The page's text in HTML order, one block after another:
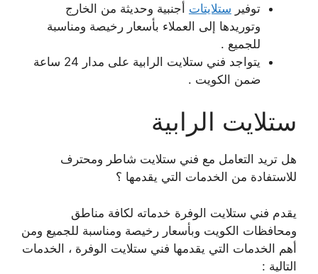
توفير ستلايتات أجنبية وحديثة من الخارج
وتوريدها إلى العملاء بأسعار رخيصة ومناسبة
للجميع .
يتواجد فني ستلايت الرابية على مدار 24 ساعة
ضمن الكويت .
ستلايت الرابية
هل تريد التعامل مع فني ستلايت شاطر ومحترف
للاستفادة من الخدمات التي يقدمها ؟
يقدم فني ستلايت الوفرة خدماته لكافة مناطق
ومحافظات الكويت وبأسعار رخيصة ومناسبة للجميع ومن
أهم الخدمات التي يقدمها فني ستلايت الوفرة ، الخدمات
التالية :